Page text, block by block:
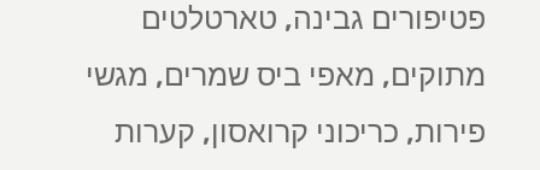
פטיפורים גבינה, טארטלטים
מתוקים, מאפי ביס שמרים, מגשי
פירות, כריכוני קרואסון, קערות